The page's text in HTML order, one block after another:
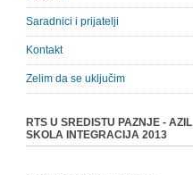
Saradnici i prijatelji
Kontakt
Zelim da se uključim
RTS U SREDISTU PAZNJE - AZIL
SKOLA INTEGRACIJA 2013